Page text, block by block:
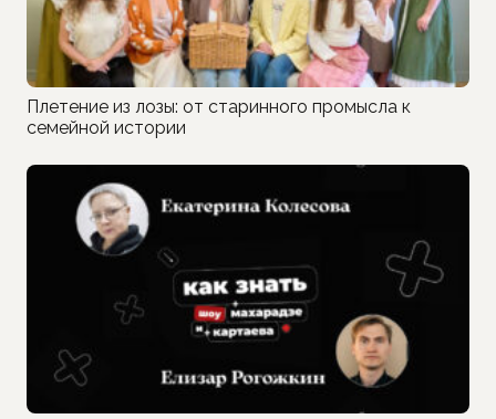
Плетение из лозы: от старинного промысла к
семейной истории